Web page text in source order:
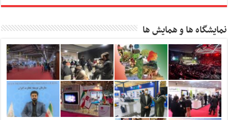
نمایشگاه ها و همایش ها